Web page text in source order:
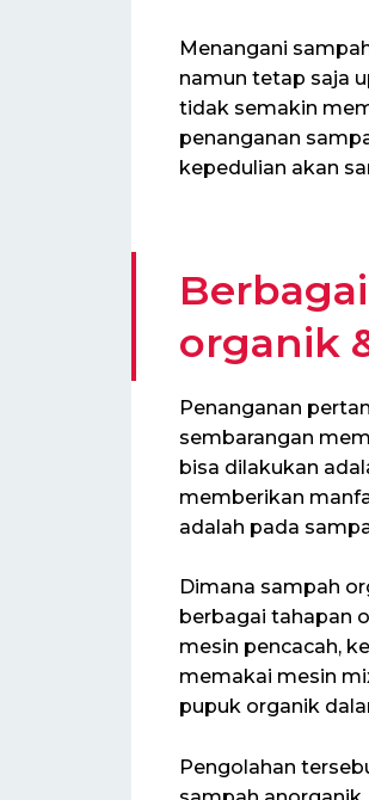
Menangani
namun tetap saja
tidak semakin
penanganan
kepedulian akan
organik
Penanganan
sembarangan
bisa dilakukan
memberikan
adalah pada
Dimana sampah
berbagai tahapan
mesin pencacah,
memakai mesin
pupuk organik
Pengolahan